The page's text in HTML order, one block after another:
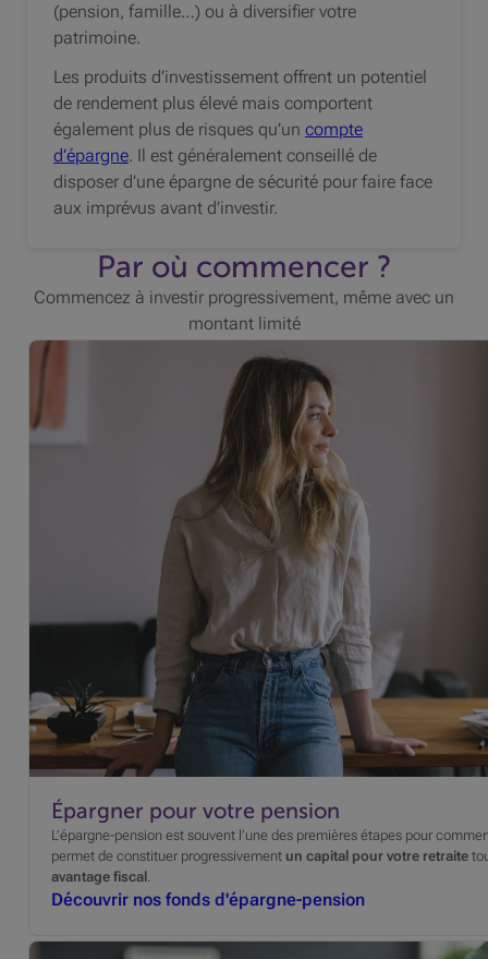
(pension, famille…) ou à diversifier votre
patrimoine.
Les produits d’investissement offrent un potentiel
de rendement plus élevé mais comportent
également plus de risques qu’un compte
d’épargne. Il est généralement conseillé de
disposer d’une épargne de sécurité pour faire face
aux imprévus avant d’investir.
Par où commencer ?
Commencez à investir progressivement, même avec un
montant limité
Épargner pour votre pension
L’épargne-pension est souvent l’une des premières étapes pour
permet de constituer progressivement un capital pour votre retraite
avantage fiscal .
Découvrir nos fonds d'épargne-pension